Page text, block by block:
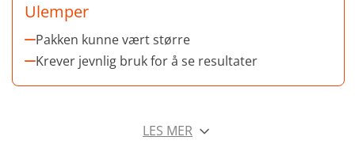
Ulemper
Pakken kunne vært større
Krever jevnlig bruk for å se resultater
LES MER